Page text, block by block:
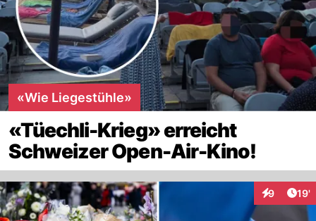
«Wie Liegestühle»
«Tüechli-Krieg» erreicht
Schweizer Open-Air-Kino!
9 19'